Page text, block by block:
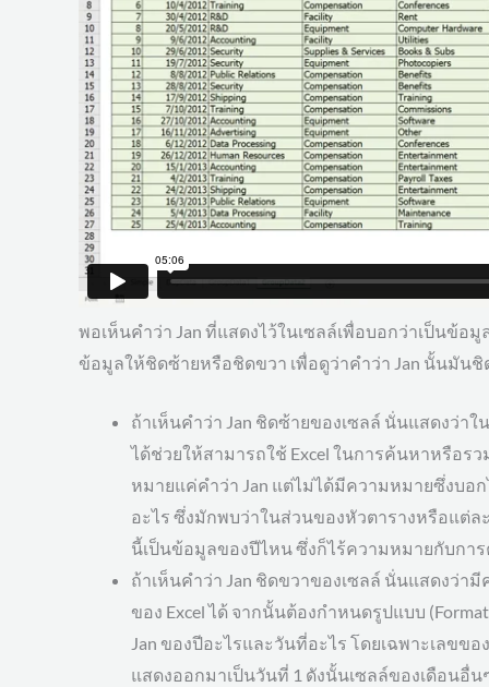
พอเห็นคำว่า Jan ที่แสดงไว้ในเซลล์เพื่อบอกว่าเป็นข้
ข้อมูลให้ชิดซ้ายหรือชิดขวา เพื่อดูว่าคำว่า Jan นั้นมัน
ถ้าเห็นคำว่า Jan ชิดซ้ายของเซลล์ นั่นแสดงว่า
ได้ช่วยให้สามารถใช้ Excel ในการค้นหาหรือรว
หมายแค่คำว่า Jan แต่ไม่ได้มีความหมายซึ่งบอก
อะไร ซึ่งมักพบว่าในส่วนของหัวตารางหรือแต่ล
นี้เป็นข้อมูลของปีไหน ซึ่งก็ไร้ความหมายกับกา
ถ้าเห็นคำว่า Jan ชิดขวาของเซลล์ นั่นแสดงว่
ของ Excel ได้ จากนั้นต้องกำหนดรูปแบบ
Jan ของปีอะไรและวันที่อะไร โดยเฉพาะเลข
แสดงออกมาเป็นวันที่ 1 ดังนั้นเซลล์ของเดือนอื่น